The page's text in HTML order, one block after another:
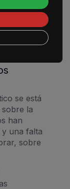
Noticias
Contacto
mejor
sí,
. Cosas
se está
la
han
una falta
sobre